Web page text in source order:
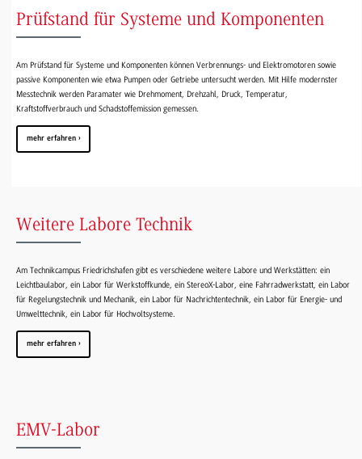
Prüfstand für Systeme und Komponenten
Am Prüfstand für Systeme und Komponenten können Verbrennungs- und Elektromotoren sowie
passive Komponenten wie etwa Pumpen oder Getriebe untersucht werden. Mit Hilfe modernster
Messtechnik werden Paramater wie Drehmoment, Drehzahl, Druck, Temperatur,
Kraftstoffverbrauch und Schadstoffemission gemessen.
mehr erfahren
Weitere Labore Technik
Am Technikcampus Friedrichshafen gibt es verschiedene weitere Labore und Werkstätten: ein
Leichtbaulabor, ein Labor für Werkstoffkunde, ein StereoX-Labor, eine Fahrradwerkstatt, ein Labor
für Regelungstechnik und Mechanik, ein Labor für Nachrichtentechnik, ein Labor für Energie- und
Umwelttechnik, ein Labor für Hochvoltsysteme.
mehr erfahren
EMV-Labor